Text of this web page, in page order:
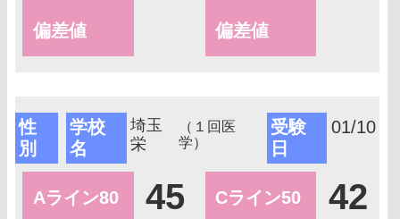
偏差値 偏差値
性
別
学校
名
埼玉
栄
（１回医
学）
受験
日
01/10
Aライン80 45 Cライン50 42